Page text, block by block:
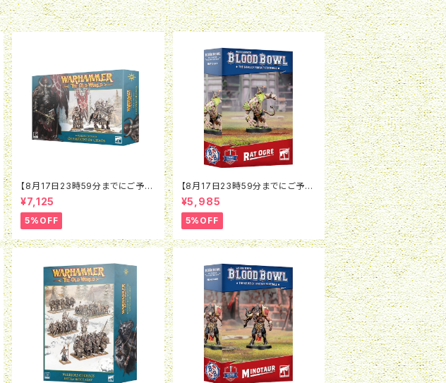
【8月17日23時59分までにご予約
で5％OFF】オールドワールド：ウォ
リアー・オヴ・ケイオス：チャンピオ
ン・オヴ・ケイオス
¥7,125
5%OFF
【8月17日23時59分までにご予約
で5％OFF】ブラッドボウル：ラット
オウガ
¥5,985
5%OFF